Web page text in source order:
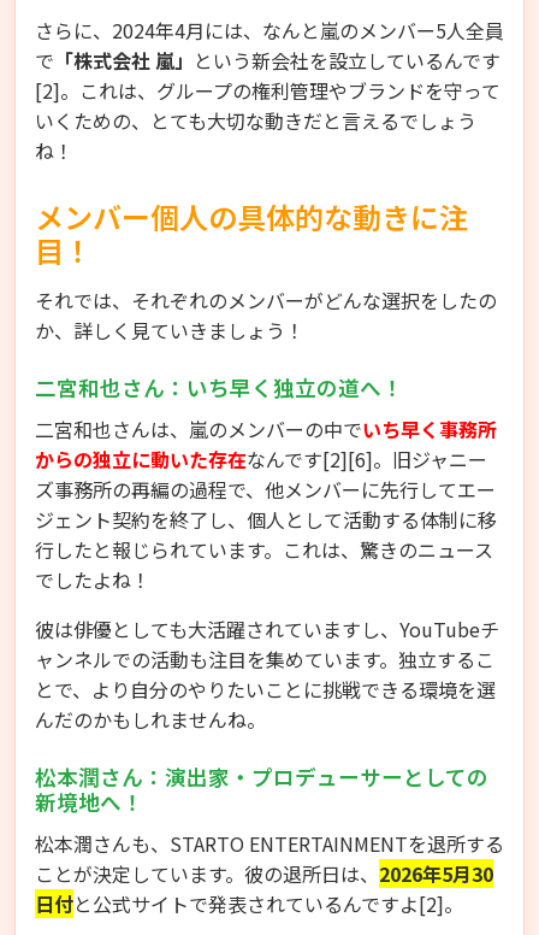
さらに、2024年4月には、なんと嵐のメンバー5人全員
で 「株式会社 嵐」 という新会社を設立しているんです
[2]。これは、グループの権利管理やブランドを守って
いくための、とても大切な動きだと言えるでしょう
ね！
メンバー個人の具体的な動きに注
目！
それでは、それぞれのメンバーがどんな選択をしたの
か、詳しく見ていきましょう！
二宮和也さん：いち早く独立の道へ！
二宮和也さんは、嵐のメンバーの中でいち早く事務所
からの独立に動いた存在なんです[2][6]。旧ジャニー
ズ事務所の再編の過程で、他メンバーに先行してエー
ジェント契約を終了し、個人として活動する体制に移
行したと報じられています。これは、驚きのニュース
でしたよね！
彼は俳優としても大活躍されていますし、YouTubeチ
ャンネルでの活動も注目を集めています。独立するこ
とで、より自分のやりたいことに挑戦できる環境を選
んだのかもしれませんね。
松本潤さん：演出家・プロデューサーとしての
新境地へ！
松本潤さんも、STARTO ENTERTAINMENTを退所する
ことが決定しています。彼の退所日は、 2026年5月30
日付と公式サイトで発表されているんですよ[2]。